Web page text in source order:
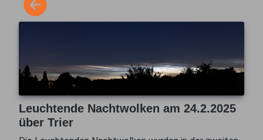
Leuchtende Nachtwolken am 24.2.2025
über Trier